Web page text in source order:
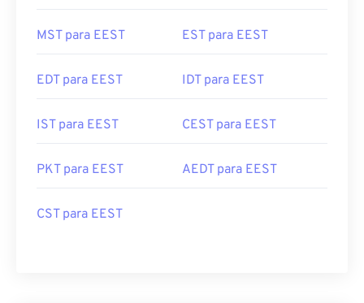
MST para EEST EST para EEST
EDT para EEST IDT para EEST
IST para EEST CEST para EEST
PKT para EEST AEDT para EEST
CST para EEST